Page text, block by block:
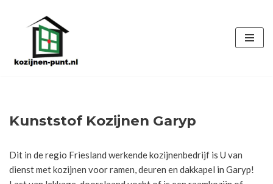
de
Kunststof Kozijnen Garyp
Dit in de regio Friesland werkende kozijnenbedrijf is U van
dienst met kozijnen voor ramen, deuren en dakkapel in Garyp!